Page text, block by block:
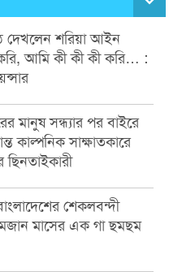
দেখলেন শরিয়া আইন
আমি কী কী কী করি… :
মানুষ সন্ধ্যার পর বাইরে
কাল্পনিক সাক্ষাতকারে
ছিনতাইকারী
শেকলবন্দী
মাসের এক গা ছমছম